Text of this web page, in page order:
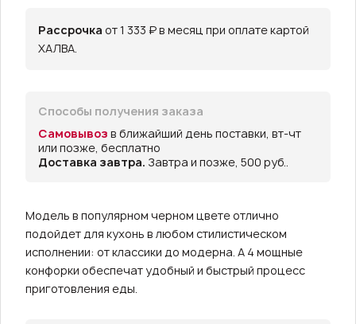
Рассрочка от 1 333 ₽ в месяц при оплате картой
ХАЛВА.
Способы получения заказа
Самовывоз в ближайший день поставки, вт-чт
или позже, бесплатно
Доставка завтра. Завтра и позже, 500 руб..
Модель в популярном черном цвете отлично
подойдет для кухонь в любом стилистическом
исполнении: от классики до модерна. А 4 мощные
конфорки обеспечат удобный и быстрый процесс
приготовления еды.